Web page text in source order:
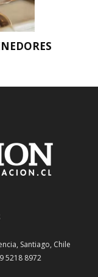
Santiago, Chile
5218 8972